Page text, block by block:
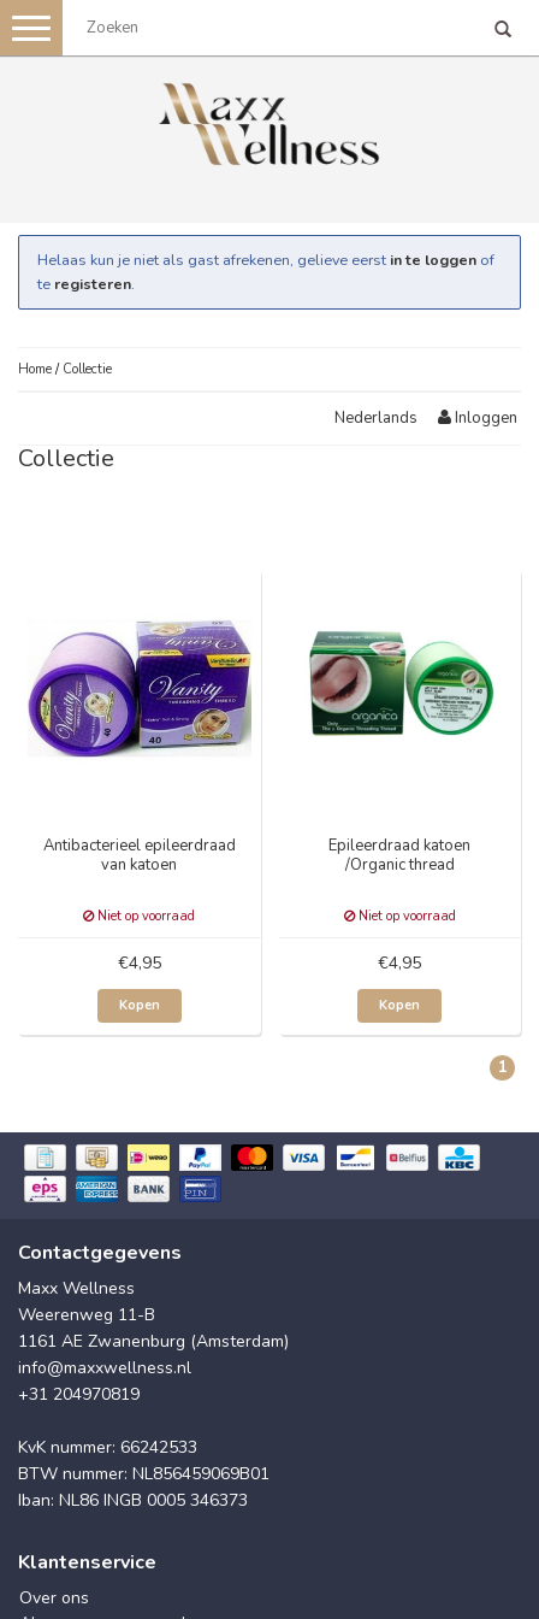
Toggle
navigation
Helaas kun je niet als gast afrekenen, gelieve eerst in te loggen of
te registeren.
Home / Collectie
Nederlands Inloggen
Collectie
Antibacterieel epileerdraad
van katoen
Niet op voorraad
€4,95
Kopen
Epileerdraad katoen
/Organic thread
Niet op voorraad
€4,95
Kopen
1
Contactgegevens
Maxx Wellness
Weerenweg 11-B
1161 AE Zwanenburg (Amsterdam)
info@maxxwellness.nl
+31 204970819
KvK nummer: 66242533
BTW nummer: NL856459069B01
Iban: NL86 INGB 0005 346373
Klantenservice
Over ons